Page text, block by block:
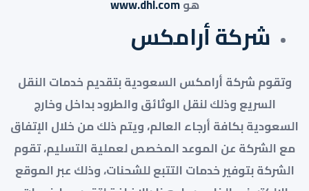
هوwww.dhl.com
شركة أرامكس
وتقوم شركة أرامكس السعودية بتقديم خدمات النقل
السريع وذلك لنقل الوثائق والطرود بداخل وخارج
السعودية بكافة أرجاء العالم، ويتم ذلك من خلال الإتفاق
مع الشركة عن الموعد المخصص لعملية التسليم، تقوم
الشركة بتوفير خدمات التتبع للشحنات، وذلك عبر الموقع